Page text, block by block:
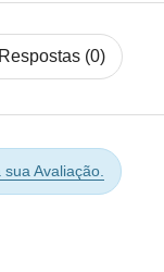
(0)
sua Avaliação.